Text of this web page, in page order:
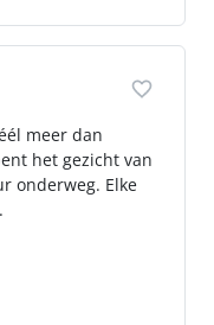
meer dan
het gezicht van
onderweg. Elke